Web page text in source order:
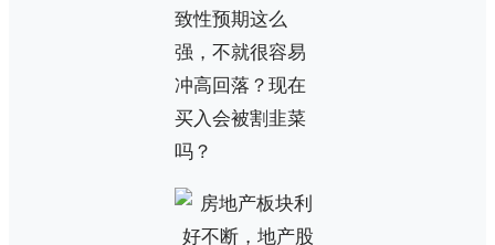
致性预期这么
强，不就很容易
冲高回落？现在
买入会被割韭菜
吗？